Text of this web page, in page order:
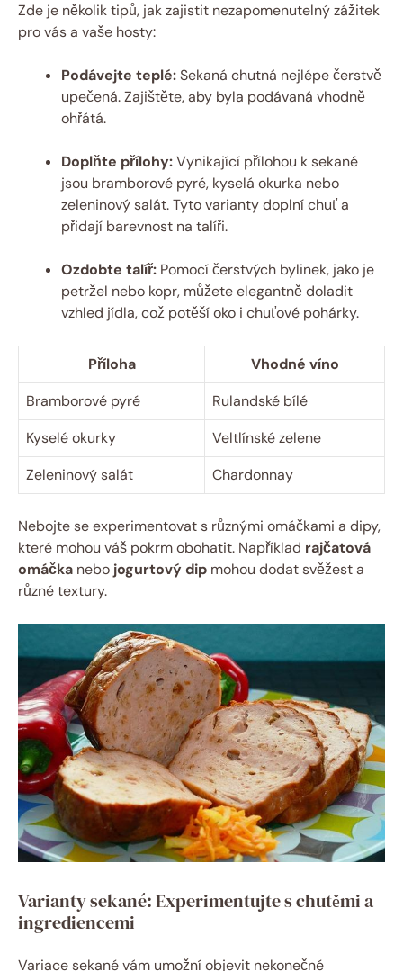
Zde je několik tipů, jak zajistit nezapomenutelný zážitek
pro vás a vaše hosty:
Podávejte teplé:Sekaná chutná nejlépe čerstvě
upečená. Zajištěte, aby byla podávaná vhodně
ohřátá.
Doplňte přílohy:Vynikající přílohou k sekané
jsou bramborové pyré, kyselá okurka nebo
zeleninový salát. Tyto varianty doplní chuť a
přidají barevnost na talíři.
Ozdobte talíř: Pomocí čerstvých bylinek, jako je
petržel nebo kopr, můžete elegantně doladit
vzhled jídla, což potěší oko i chuťové pohárky.
Příloha
Vhodné víno
Bramborové pyré
Rulandské bílé
Kyselé okurky
Veltlínské zelene
Zeleninový salát
Chardonnay
Nebojte se experimentovat s různými omáčkami a dipy,
které mohou váš pokrm obohatit. Například rajčatová
omáčka nebo jogurtový dip mohou dodat svěžest a
různé textury.
Varianty sekané: Experimentujte s chutěmi a
ingrediencemi
Variace sekané vám umožní objevit nekonečné